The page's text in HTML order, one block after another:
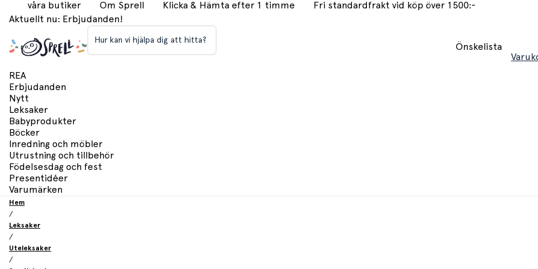
våra butiker Om Sprell Klicka & Hämta efter 1 timme
Fri standardfrakt vid köp över 1500:-
Aktuellt nu: Erbjudanden!
Hur kan vi hjälpa dig att hitta?
Önskelista
REA
Erbjudanden
Nytt
Leksaker
Babyprodukter
Böcker
Inredning och möbler
Utrustning och tillbehör
Födelsesdag och fest
Presentidéer
Varumärken
Hem
/
Leksaker
/
Uteleksaker
/